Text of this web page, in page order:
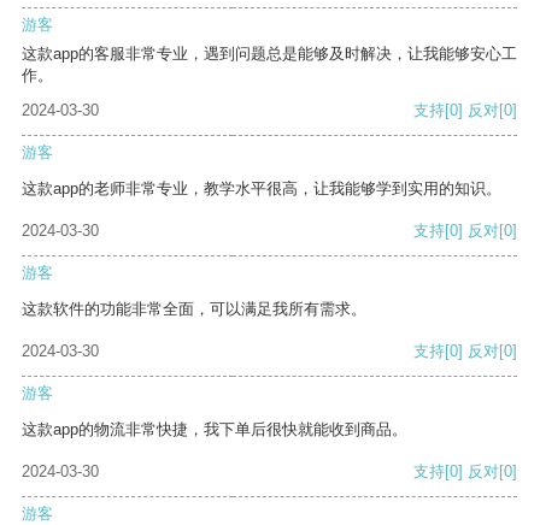
游客
这款app的客服非常专业，遇到问题总是能够及时解决，让我能够安心工
作。
2024-03-30
支持[0] 反对[0]
游客
这款app的老师非常专业，教学水平很高，让我能够学到实用的知识。
2024-03-30 支持[0] 反对[0]
游客
这款软件的功能非常全面，可以满足我所有需求。
2024-03-30 支持[0] 反对[0]
游客
这款app的物流非常快捷，我下单后很快就能收到商品。
2024-03-30 支持[0] 反对[0]
游客